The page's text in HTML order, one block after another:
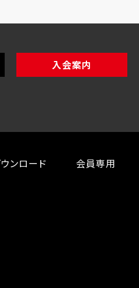
入会案内
ンロード 会員専用